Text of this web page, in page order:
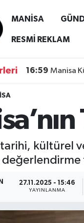
MANİSA
RESMİ REKLAM
16:59 Manisa
tarihi, kültürel
değerlendirme
27.11.2025 - 15:46
YAYINLANMA